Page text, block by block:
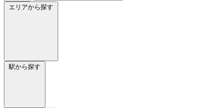
エリアから探す
駅から探す